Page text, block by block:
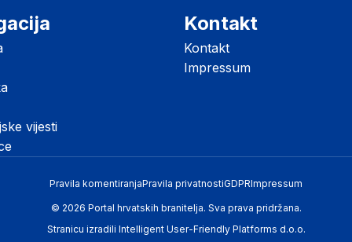
vijesti
Kontakt
Kontakt
Impressum
Pravila komentiranjaPravila privatnostiGDPRImpressum
© 2026 Portal hrvatskih branitelja. Sva prava pridržana.
Stranicu izradili Intelligent User-Friendly Platforms d.o.o.